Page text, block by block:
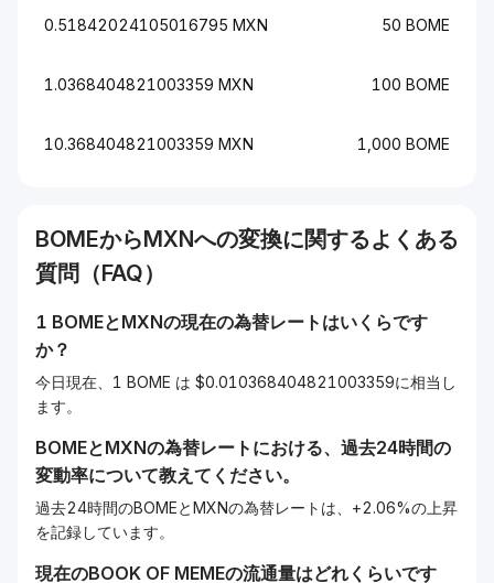
0.51842024105016795 MXN 50 BOME
1.0368404821003359 MXN 100 BOME
10.368404821003359 MXN 1,000 BOME
BOMEからMXNへの変換に関するよくある
質問（FAQ）
1 BOMEとMXNの現在の為替レートはいくらです
か？
今日現在、1 BOME は $0.010368404821003359に相当し
ます。
BOMEとMXNの為替レートにおける、過去24時間の
変動率について教えてください。
過去24時間のBOMEとMXNの為替レートは、+2.06%の上昇
を記録しています。
現在のBOOK OF MEMEの流通量はどれくらいです